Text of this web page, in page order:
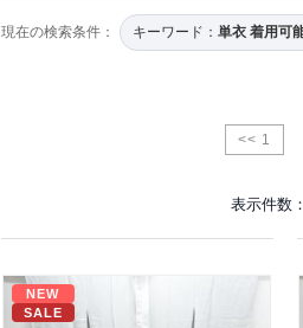
現在の検索条件： キーワード： 単衣 着用可
<< 1
表示件数：
NEW
SALE